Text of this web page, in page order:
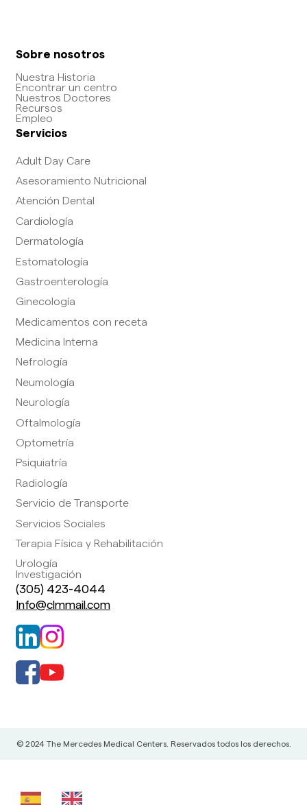
Sobre nosotros
Nuestra Historia
Encontrar un centro
Nuestros Doctores
Recursos
Empleo
Servicios
Adult Day Care
Asesoramiento Nutricional
Atención Dental
Cardiología
Dermatología
Estomatología
Gastroenterología
Ginecología
Medicamentos con receta
Medicina Interna
Nefrología
Neumología
Neurología
Oftalmología
Optometría
Psiquiatría
Radiología
Servicio de Transporte
Servicios Sociales
Terapia Física y Rehabilitación
Urología
Investigación
(305) 423-4044
Info@clmmail.com
© 2024 The Mercedes Medical Centers. Reservados todos los derechos.